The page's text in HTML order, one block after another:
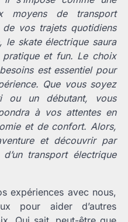
moyens de transport
de vos trajets quotidiens
le skate électrique saura
et fun. Le choix
est essentiel pour
Que vous soyez
ou un débutant, vous
à vos attentes en
et de confort. Alors,
et découvrir par
transport électrique
expériences avec nous,
pour aider d’autres